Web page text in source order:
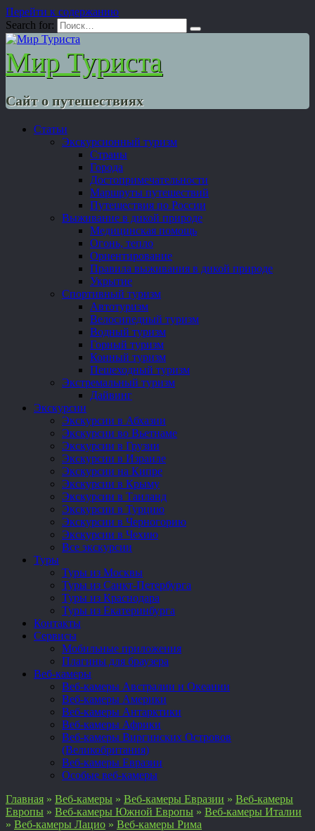
Перейти к содержанию
Search for:
Мир Туриста
Сайт о путешествиях
Статьи
Экскурсионный туризм
Страны
Города
Достопримечательности
Маршруты путешествий
Путешествия по России
Выживание в дикой природе
Медицинская помощь
Огонь, тепло
Ориентирование
Правила выживания в дикой природе
Укрытие
Спортивный туризм
Автотуризм
Велосипедный туризм
Водный туризм
Горный туризм
Конный туризм
Пешеходный туризм
Экстремальный туризм
Дайвинг
Экскурсии
Экскурсии в Абхазии
Экскурсии во Вьетнаме
Экскурсии в Грузии
Экскурсии в Израиле
Экскурсии на Кипре
Экскурсии в Крыму
Экскурсии в Таиланд
Экскурсии в Турцию
Экскурсии в Черногорию
Экскурсии в Чехию
Все экскурсии
Туры
Туры из Москвы
Туры из Санкт-Петербурга
Туры из Краснодара
Туры из Екатеринбурга
Контакты
Сервисы
Мобильные приложения
Плагины для браузера
Веб-камеры
Веб-камеры Австралии и Океании
Веб-камеры Америки
Веб-камеры Антарктики
Веб-камеры Африки
Веб-камеры Виргинских Островов
(Великобритания)
Веб-камеры Евразии
Особые веб-камеры
Главная » Веб-камеры » Веб-камеры Евразии » Веб-камеры
Европы » Веб-камеры Южной Европы » Веб-камеры Италии
» Веб-камеры Лацио » Веб-камеры Рима